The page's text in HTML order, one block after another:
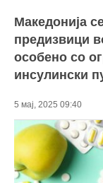
Македонија
предизвици
особено со
инсулински
5 мај, 2025 09:40